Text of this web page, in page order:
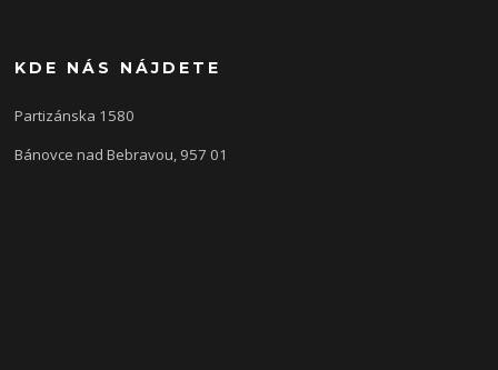
KDE NÁS NÁJDETE
Partizánska 1580
Bánovce nad Bebravou, 957 01